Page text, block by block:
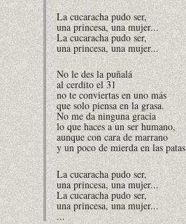
La cucaracha pudo ser,
una princesa, una mujer...
La cucaracha pudo ser,
una princesa, una mujer...
No le des la puñalá
al cerdito el 31
no te conviertas en uno más
que solo piensa en la grasa.
No me da ninguna gracia
lo que haces a un ser humano,
aunque con cara de marrano
y un poco de mierda en las patas
La cucaracha pudo ser,
una princesa, una mujer...
La cucaracha pudo ser,
una princesa, una mujer...
...